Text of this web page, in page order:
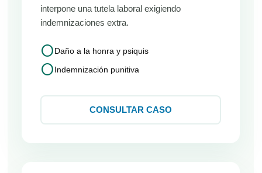
interpone una tutela laboral exigiendo
indemnizaciones extra.
circleDaño a la honra y psiquis
circleIndemnización punitiva
CONSULTAR CASO